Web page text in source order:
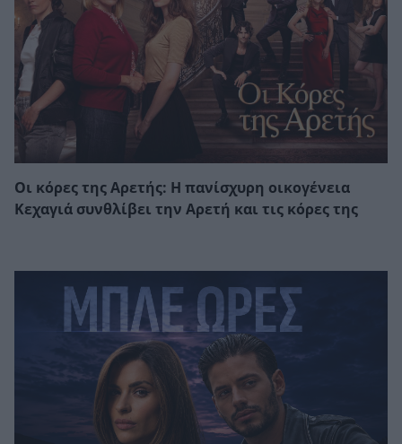
Οι κόρες της Αρετής: Η πανίσχυρη οικογένεια
Κεχαγιά συνθλίβει την Αρετή και τις κόρες της